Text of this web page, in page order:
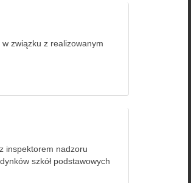
związku z realizowanym
inspektorem nadzoru
szkół podstawowych